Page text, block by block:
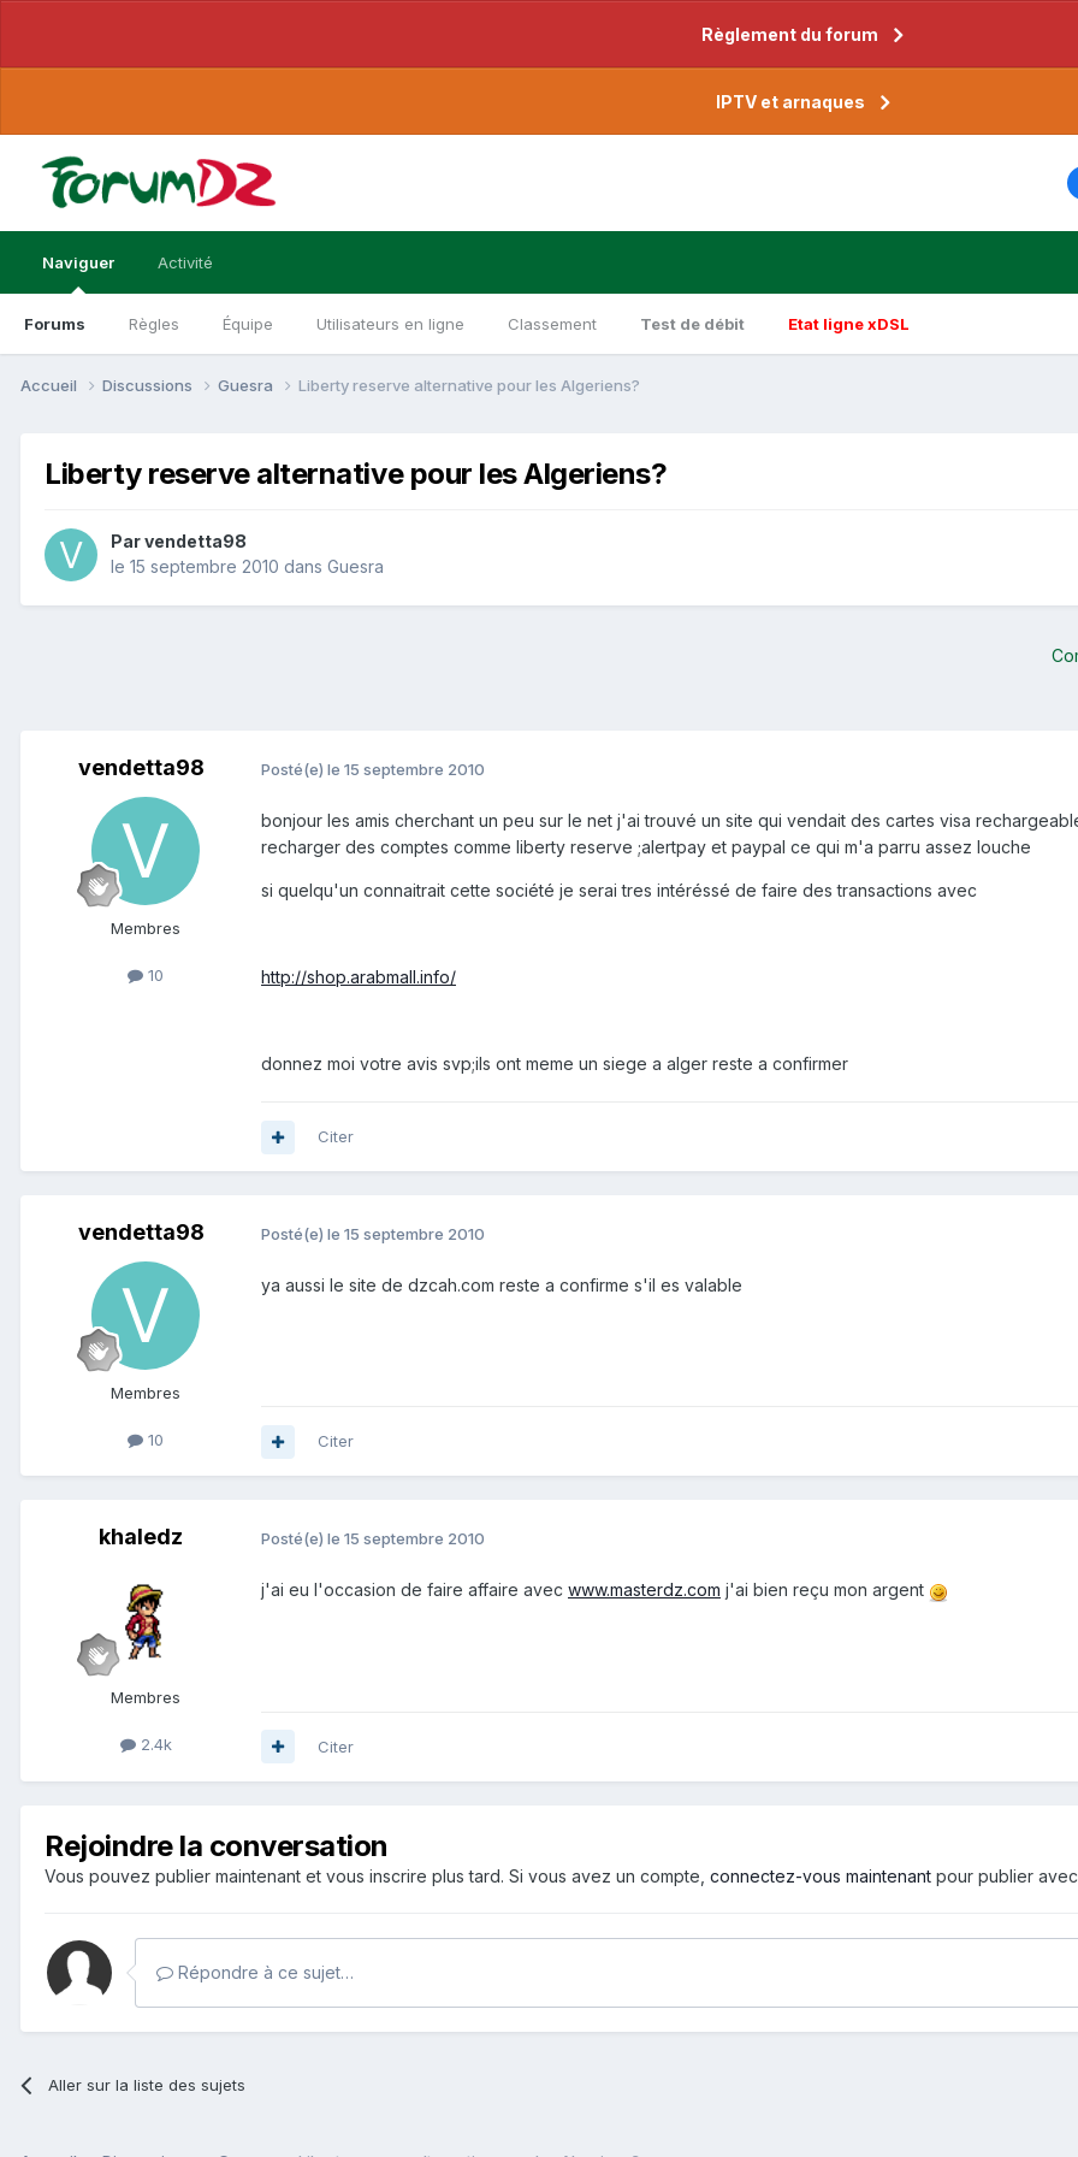
Règlement du forum
IPTV et arnaques
Naviguer
Forums Règles Équipe Utilisateurs en ligne Classement Test de débit Etat ligne xDSL
Activité
Accueil Discussions Guesra Liberty reserve alternative pour les Algeriens?
Liberty reserve alternative pour les Algeriens?
Parvendetta98
le 15 septembre 2010 dans Guesra
vendetta98
Membres
10
Posté(e) le 15 septembre 2010
bonjour les amis cherchant un peu sur le net j'ai trouvé un site qui vendait des cartes visa
recharger des comptes comme liberty reserve ;alertpay et paypal ce qui m'a parru assez louche
si quelqu'un connaitrait cette société je serai tres intéréssé de faire des transactions avec
http://shop.arabmall.info/
donnez moi votre avis svp;ils ont meme un siege a alger reste a confirmer
Citer
vendetta98
Membres
10
Posté(e) le 15 septembre 2010
ya aussi le site de dzcah.com reste a confirme s'il es valable
Citer
khaledz
Membres
2.4k
Posté(e) le 15 septembre 2010
j'ai eu l'occasion de faire affaire avec www.masterdz.com j'ai bien reçu mon argent
Citer
Rejoindre la conversation
Vous pouvez publier maintenant et vous inscrire plus tard. Si vous avez un compte, connectez-vous maintenant pour publier
Répondre à ce sujet…
Aller sur la liste des sujets